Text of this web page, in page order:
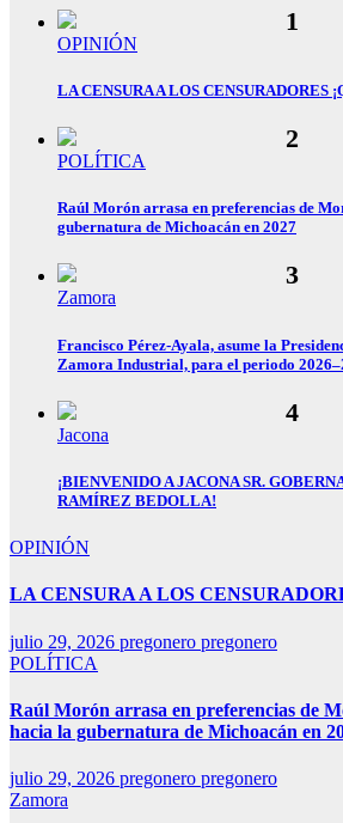
OPINIÓN
LA CENSURA A LOS CENSURADORES
POLÍTICA
Raúl Morón arrasa en preferencias de
gubernatura de Michoacán en 2027
Zamora
Francisco Pérez-Ayala, asume la
Zamora Industrial, para el periodo
Jacona
¡BIENVENIDO A JACONA SR.
RAMÍREZ BEDOLLA!
OPINIÓN
LA CENSURA A LOS
julio 29, 2026 pregonero pregonero
POLÍTICA
Raúl Morón arrasa en preferencias de
hacia la gubernatura de Michoacán en
julio 29, 2026 pregonero pregonero
Zamora